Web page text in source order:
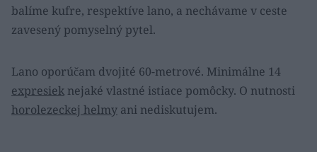
balíme kufre, respektíve lano, a nechávame v ceste
zavesený pomyselný pytel.
Lano oporúčam dvojité 60-metrové. Minimálne 14
expresiek nejaké vlastné istiace pomôcky. O nutnosti
horolezeckej helmy ani nediskutujem.